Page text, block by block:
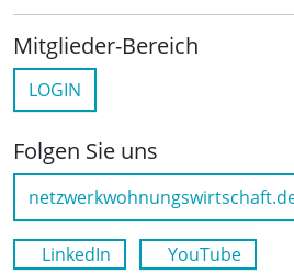
Mitglieder-Bereich
LOGIN
Folgen Sie uns
LinkedIn YouTube